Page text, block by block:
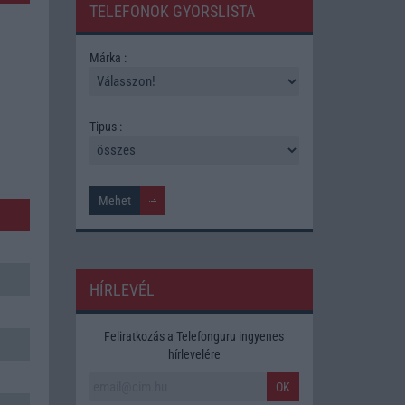
TELEFONOK GYORSLISTA
Márka :
Tipus :
HÍRLEVÉL
Feliratkozás a Telefonguru ingyenes
hírlevelére
OK